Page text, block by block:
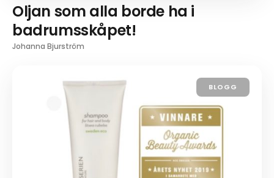
Oljan som alla borde ha i
badrumsskåpet!
Johanna Bjurström
BLOGG